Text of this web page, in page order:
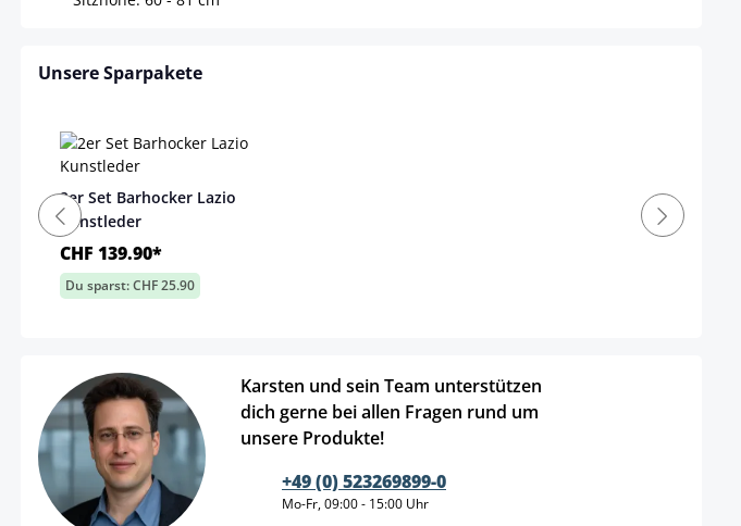
Unsere Sparpakete
2er Set Barhocker Lazio
Kunstleder
CHF 139.90*
Du sparst: CHF 25.90
Karsten und sein Team unterstützen
dich gerne bei allen Fragen rund um
unsere Produkte!
+49 (0) 523269899-0
Mo-Fr, 09:00 - 15:00 Uhr